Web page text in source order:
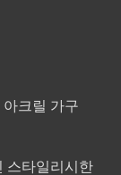
크릴 가구
스타일리시한